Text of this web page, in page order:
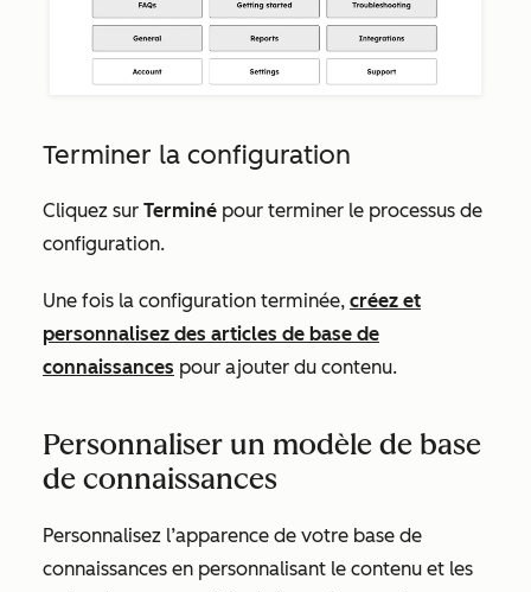
Terminer la configuration
Cliquez sur Terminé pour terminer le processus de
configuration.
Une fois la configuration terminée, créez et
personnalisez des articles de base de
connaissances pour ajouter du contenu.
Personnaliser un modèle de base
de connaissances
Personnalisez l’apparence de votre base de
connaissances en personnalisant le contenu et les